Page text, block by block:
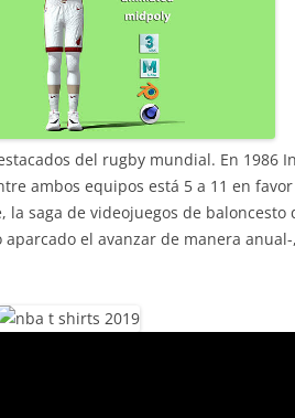
del rugby mundial. En 1986
ambos equipos está 5 a 11 en
saga de videojuegos de
el avanzar de manera